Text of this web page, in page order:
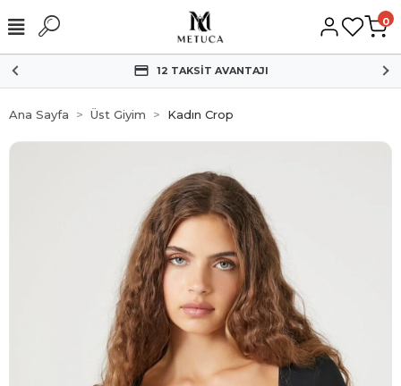
0
12 TAKSİT AVANTAJI
Ana Sayfa Üst Giyim Kadın Crop